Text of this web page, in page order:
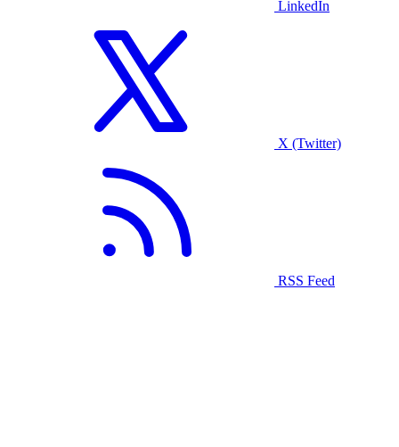
LinkedIn
X (Twitter)
RSS Feed